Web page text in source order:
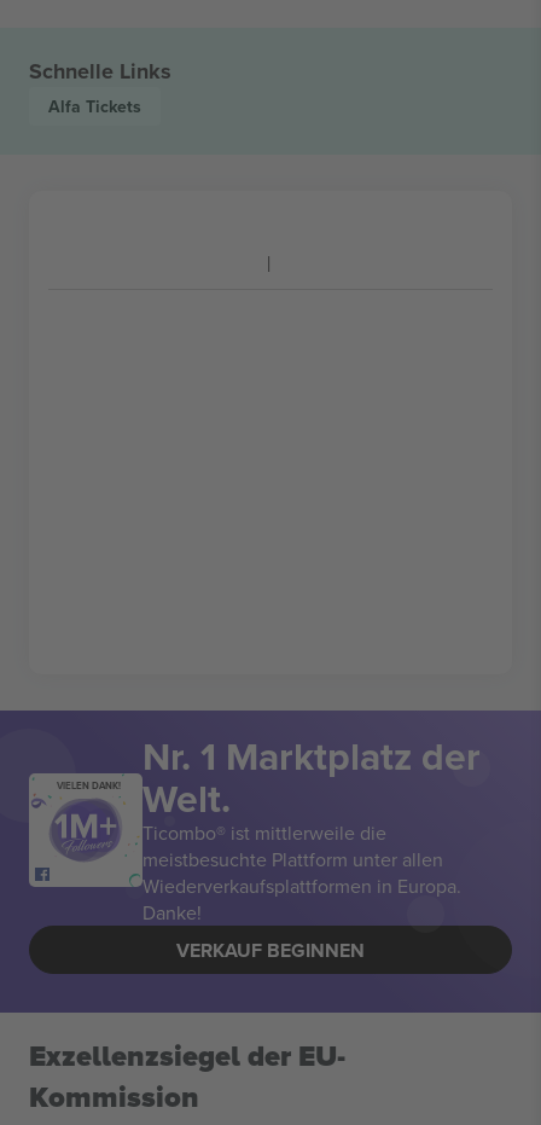
Schnelle Links
Alfa Tickets
VIELEN DANK!
Nr. 1 Marktplatz der
Welt.
Ticombo® ist mittlerweile die
meistbesuchte Plattform unter allen
Wiederverkaufsplattformen in Europa.
Danke!
VERKAUF BEGINNEN
Exzellenzsiegel der EU-
Kommission